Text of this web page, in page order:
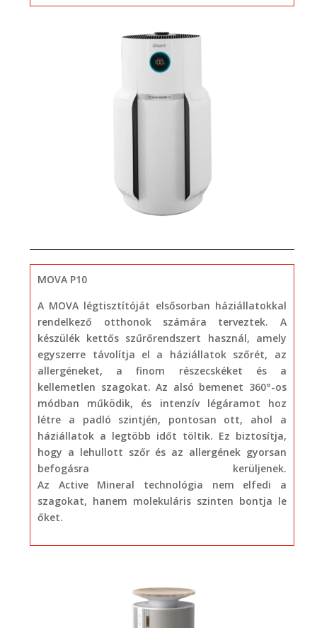
MOVA P10
A MOVA légtisztítóját elsősorban háziállatokkal
rendelkező otthonok számára terveztek. A
készülék kettős szűrőrendszert használ, amely
egyszerre távolítja el a háziállatok szőrét, az
allergéneket, a finom részecskéket és a
kellemetlen szagokat. Az alsó bemenet 360°-os
módban működik, és intenzív légáramot hoz
létre a padló szintjén, pontosan ott, ahol a
háziállatok a legtöbb időt töltik. Ez biztosítja,
hogy a lehullott szőr és az allergének gyorsan
befogásra kerüljenek.
Az Active Mineral technológia nem elfedi a
szagokat, hanem molekuláris szinten bontja le
őket.